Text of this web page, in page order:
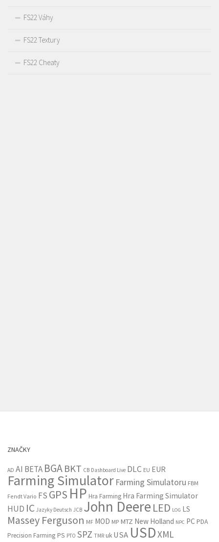
FS22 Váhy
FS22 Textury
FS22 Cheaty
ZNAČKY
AD AI BETA BGABKT CB Dashboard Live DLC EU EUR
Farming Simulator Farming Simulatoru FBM
Fendt Vario FS GPS HP Hra Farming Hra Farming Simulator
HUD IC Jazyky Deutsch JCB John Deere LED LOG LS
Massey Ferguson MF MOD MP MTZ New Holland NPC PC PDA
Precision Farming PS PTO SPZ TMR uk USA USDXML